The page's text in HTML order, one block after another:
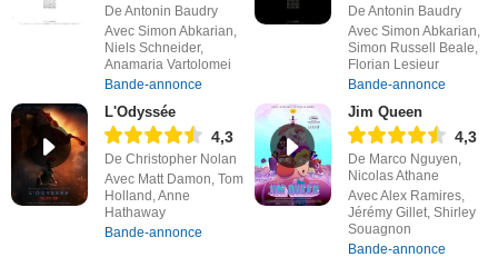
De Antonin Baudry
Avec Simon Abkarian,
Niels Schneider,
Anamaria Vartolomei
Bande-annonce
De Antonin Baudry
Avec Simon Abkarian,
Simon Russell Beale,
Florian Lesieur
Bande-annonce
L'Odyssée
4,3
De Christopher Nolan
Avec Matt Damon, Tom
Holland, Anne
Hathaway
Bande-annonce
Jim Queen
4,3
De Marco Nguyen,
Nicolas Athane
Avec Alex Ramires,
Jérémy Gillet, Shirley
Souagnon
Bande-annonce